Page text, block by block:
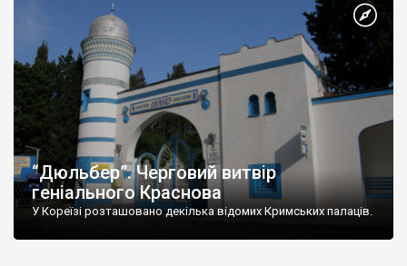
“Дюльбер”. Черговий витвір
геніального Краснова
У Кореїзі розташовано декілька відомих Кримських палаців.